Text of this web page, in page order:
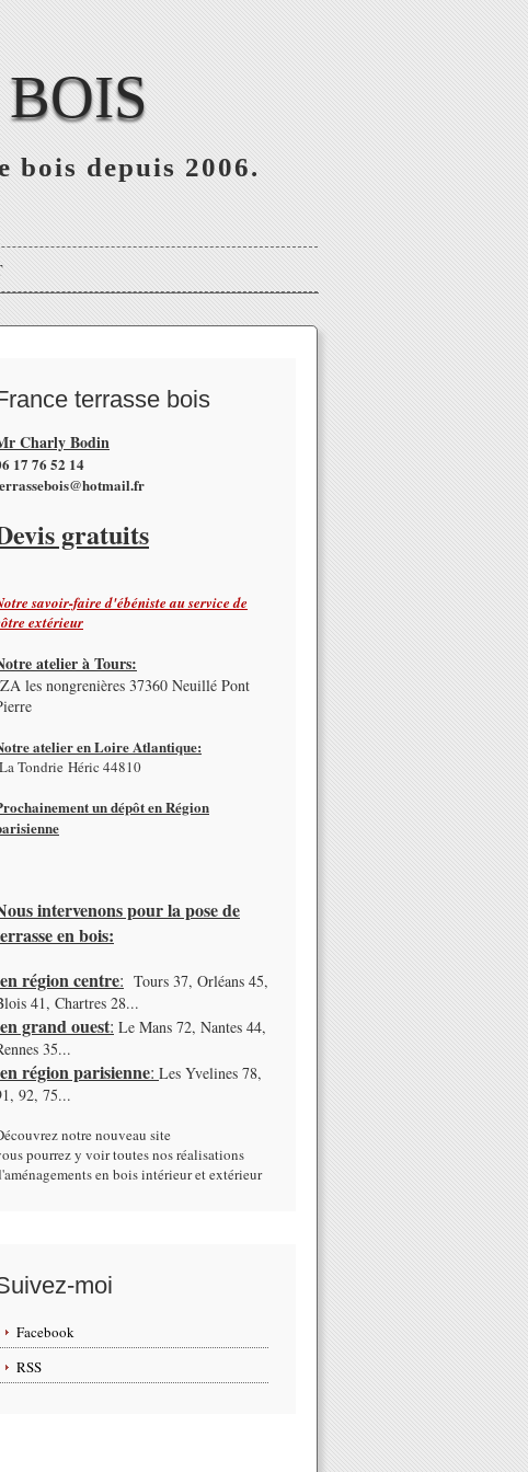
bois depuis 2006.
terrasse bois
Charly Bodin
17 76 52 14
gratuits
savoir-faire d'ébéniste au service de
extérieur
atelier à Tours:
les nongrenières 37360 Neuillé Pont
atelier en Loire Atlantique:
Tondrie Héric 44810
un dépôt en Région
intervenons pour la pose de
en bois:
région centre: Tours 37, Orléans 45,
41, Chartres 28...
grand ouest: Le Mans 72, Nantes 44,
35...
région parisienne: Les Yvelines 78,
92, 75...
notre nouveau site
pourrez y voir toutes nos réalisations
en bois intérieur et extérieur
moi
Facebook
RSS